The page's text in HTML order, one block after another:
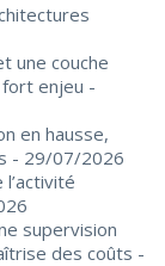
une couche
enjeu -
en hausse,
- 29/07/2026
supervision
des coûts -